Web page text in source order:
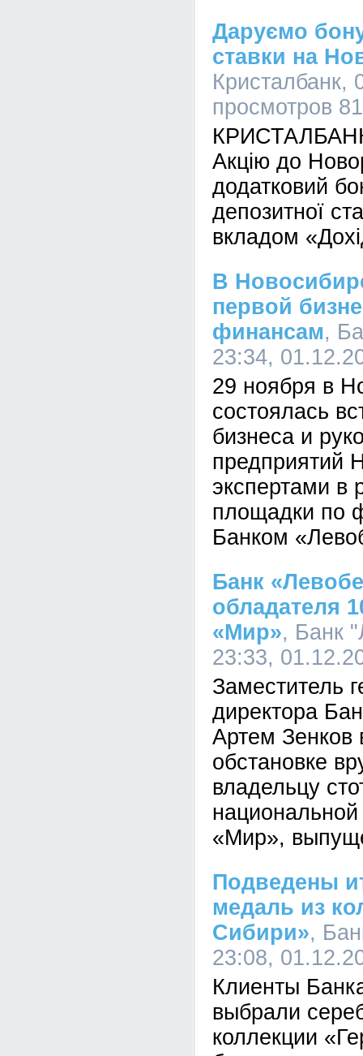
Даруємо
ставки на
Кристалбанк,
просмотров
КРИСТАЛБАНК
Акцію до
додатковий
депозитної
вкладом
В
первой
финансам,
23:34,
29 ноября в
состоялась
бизнеса и
предприятий
экспертами в
площадки по
Банком
Банк
обладателя
«Мир», Банк
23:33,
Заместитель
директора
Артем Зенков
обстановке
владельцу
«Мир»,
Подведены
медаль из
Сибири»,
23:08,
Клиенты
выбрали
коллекции